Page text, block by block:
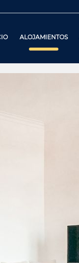
ALOJAMIENTOS